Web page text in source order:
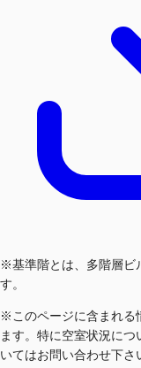
※基準階とは、多階層ビ
す。
※このページに含まれる
ます。特に空室状況に
いてはお問い合わせ下さ